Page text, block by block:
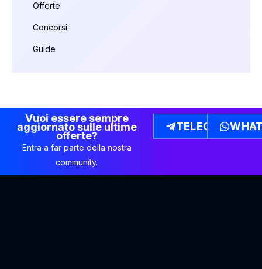
Offerte
Concorsi
Guide
Vuoi essere sempre
aggiornato sulle ultime
offerte?
Entra a far parte della nostra
community.
TELEGRAM